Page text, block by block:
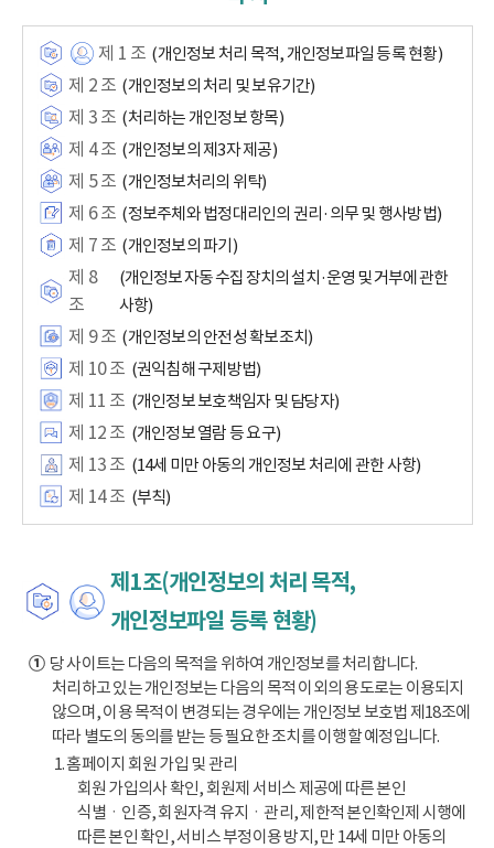
제 1 조 (개인정보 처리 목적, 개인정보파일 등록 현황)
제 2 조 (개인정보의 처리 및 보유기간)
제 3 조 (처리하는 개인정보 항목)
제 4 조 (개인정보의 제3자 제공)
제 5 조 (개인정보처리의 위탁)
제 6 조 (정보주체와 법정대리인의 권리·의무 및 행사방법)
제 7 조 (개인정보의 파기)
제 8
조
(개인정보 자동 수집 장치의 설치·운영 및 거부에 관한
사항)
제 9 조 (개인정보의 안전성 확보조치)
제 10 조 (권익침해 구제방법)
제 11 조 (개인정보 보호책임자 및 담당자)
제 12 조 (개인정보 열람 등 요구)
제 13 조 (14세 미만 아동의 개인정보 처리에 관한 사항)
제 14 조 (부칙)
제1조(개인정보의 처리 목적,
개인정보파일 등록 현황)
①당 사이트는 다음의 목적을 위하여 개인정보를 처리합니다.
처리하고 있는 개인정보는 다음의 목적 이외의 용도로는 이용되지
않으며, 이용 목적이 변경되는 경우에는 개인정보 보호법 제18조에
따라 별도의 동의를 받는 등 필요한 조치를 이행할 예정입니다.
1. 홈페이지 회원 가입 및 관리
회원 가입의사 확인, 회원제 서비스 제공에 따른 본인
식별ㆍ인증, 회원자격 유지ㆍ관리, 제한적 본인확인제 시행에
따른 본인 확인, 서비스 부정이용 방지, 만 14세 미만 아동의